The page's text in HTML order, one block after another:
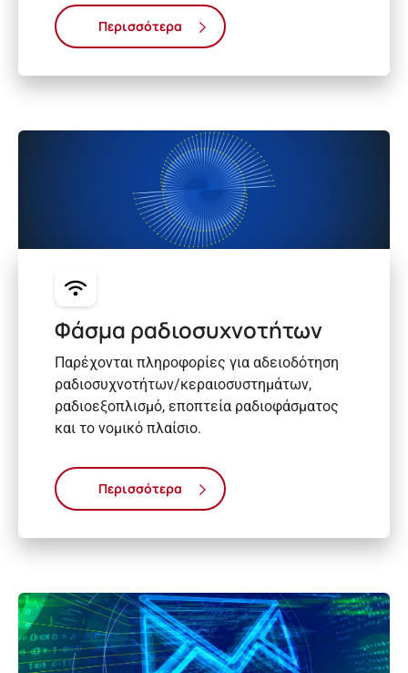
Περισσότερα
Φάσμα ραδιοσυχνοτήτων
Παρέχονται πληροφορίες για αδειοδότηση
ραδιοσυχνοτήτων/κεραιοσυστημάτων,
ραδιοεξοπλισμό, εποπτεία ραδιοφάσματος
και το νομικό πλαίσιο.
Περισσότερα